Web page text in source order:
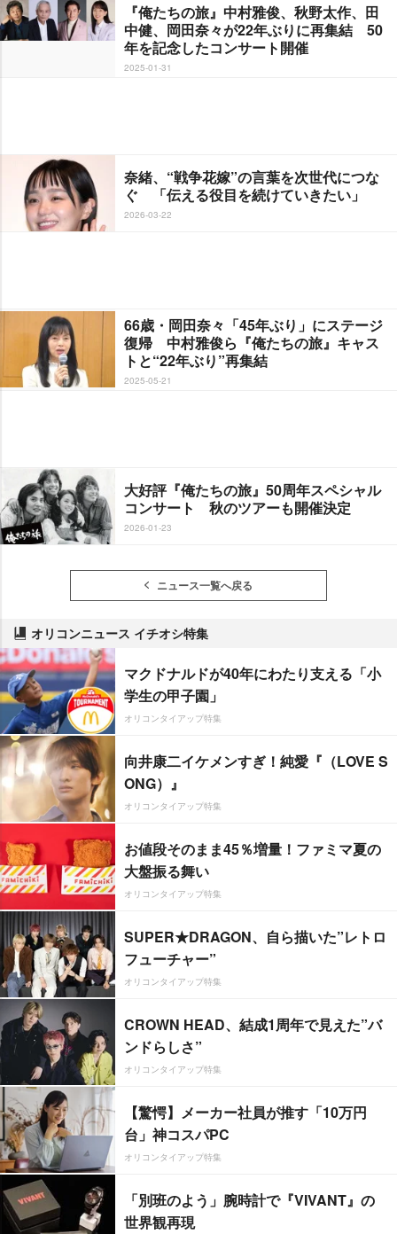
『俺たちの旅』中村雅俊、秋野太作、田
中健、岡田奈々が22年ぶりに再集結 50
年を記念したコンサート開催
2025-01-31
奈緒、“戦争花嫁”の言葉を次世代につな
ぐ 「伝える役目を続けていきたい」
2026-03-22
66歳・岡田奈々「45年ぶり」にステージ
復帰 中村雅俊ら『俺たちの旅』キャス
トと“22年ぶり”再集結
2025-05-21
大好評『俺たちの旅』50周年スペシャル
コンサート 秋のツアーも開催決定
2026-01-23
ニュース一覧へ戻る
オリコンニュース イチオシ特集
マクドナルドが40年にわたり支える「小
学生の甲子園」
オリコンタイアップ特集
向井康二イケメンすぎ！純愛『（LOVE S
ONG）』
オリコンタイアップ特集
お値段そのまま45％増量！ファミマ夏の
大盤振る舞い
オリコンタイアップ特集
SUPER★DRAGON、自ら描いた”レトロ
フューチャー”
オリコンタイアップ特集
CROWN HEAD、結成1周年で見えた”バ
ンドらしさ”
オリコンタイアップ特集
【驚愕】メーカー社員が推す「10万円
台」神コスパPC
オリコンタイアップ特集
「別班のよう」腕時計で『VIVANT』の
世界観再現